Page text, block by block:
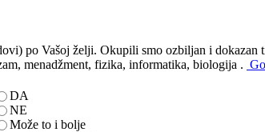
po Vašoj želji. Okupili smo ozbiljan i dokazan
menadžment, fizika, informatika, biologija .
DA
NE
Može to i bolje